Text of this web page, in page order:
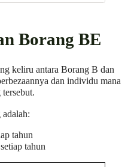
Borang BE
keliru antara Borang B dan
dan individu mana
tahun
tahun